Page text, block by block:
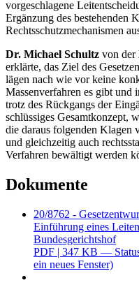
vorgeschlagene
Ergänzung des bestehenden
Rechtsschutzmechanismen
Dr. Michael Schultz von der
erklärte, das Ziel des
lägen nach wie vor keine
Massenverfahren es gibt
trotz des Rückgangs der
schlüssiges Gesamtkonzept,
die daraus folgenden Klagen
und gleichzeitig auch
Verfahren bewältigt werden
Dokumente
20/8762 -
Einführung eines
Bundesgerichtshof
PDF | 347 KB —
ein neues Fenster)